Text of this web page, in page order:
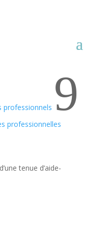
professionnels 9
professionnelles
tenue d’aide-